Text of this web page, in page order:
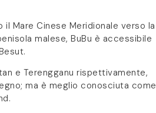
Mare Cinese Meridionale verso la
malese, BuBu è accessibile
e Terengganu rispettivamente,
ma è meglio conosciuta come